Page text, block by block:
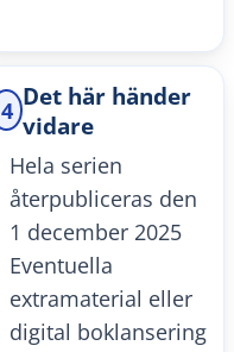
4 Det här händer
vidare
Hela serien
återpubliceras den
1 december 2025
Eventuella
extramaterial eller
digital boklansering